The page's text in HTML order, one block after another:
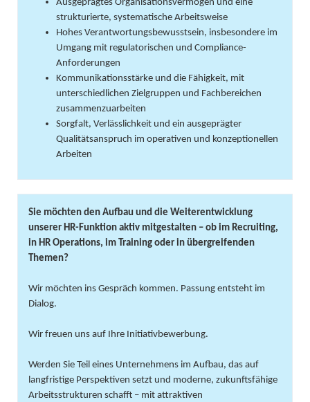
Ausgeprägtes Organisationsvermögen und eine
strukturierte, systematische Arbeitsweise
Hohes Verantwortungsbewusstsein, insbesondere im
Umgang mit regulatorischen und Compliance-
Anforderungen
Kommunikationsstärke und die Fähigkeit, mit
unterschiedlichen Zielgruppen und Fachbereichen
zusammenzuarbeiten
Sorgfalt, Verlässlichkeit und ein ausgeprägter
Qualitätsanspruch im operativen und konzeptionellen
Arbeiten
Sie möchten den Aufbau und die Weiterentwicklung
unserer HR-Funktion aktiv mitgestalten – ob im Recruiting,
in HR Operations, im Training oder in übergreifenden
Themen?
Wir möchten ins Gespräch kommen. Passung entsteht im
Dialog.
Wir freuen uns auf Ihre Initiativbewerbung.
Werden Sie Teil eines Unternehmens im Aufbau, das auf
langfristige Perspektiven setzt und moderne, zukunftsfähige
Arbeitsstrukturen schafft – mit attraktiven